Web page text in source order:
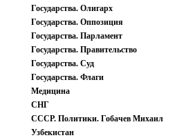
Государства. Олигарх
Государства. Оппозиция
Государства. Парламент
Государства. Правительство
Государства. Суд
Государства. Флаги
Медицина
СНГ
СССР. Политики. Гобачев Михаил
Узбекистан